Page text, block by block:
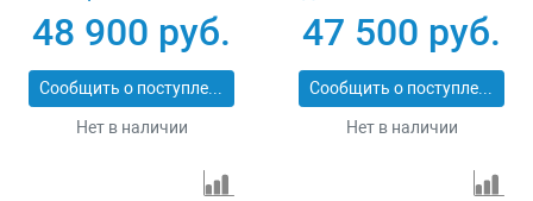
8009511
48 900 руб.
Сообщить о поступлении
Нет в наличии
47 500 руб.
Сообщить о поступлении
Нет в наличии